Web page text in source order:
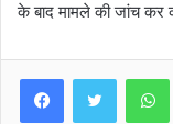
के बाद मामले की जांच कर